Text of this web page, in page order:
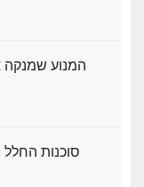
המנוע
סוכנות